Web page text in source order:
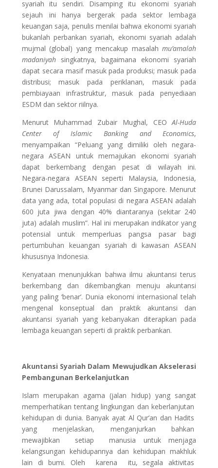
syariah itu sendiri. Disamping itu ekonomi syariah
sejauh ini hanya bergerak pada sektor lembaga
keuangan saja, penulis menilai bahwa ekonomi syariah
bukanlah perbankan syariah, ekonomi syariah adalah
mujmal (global) yang mencakup masalahmu’amalah
madaniyahsingkatnya, bagaimana ekonomi syariah
dapat secara masif masuk pada produksi; masuk pada
distribusi; masuk pada periklanan, masuk pada
pembiayaan infrastruktur, masuk pada penyediaan
ESDM dan sektor riilnya.
Menurut Muhammad Zubair Mughal, CEOAl-Huda
Center of Islamic Banking and Economics,
menyampaikan “Peluang yang dimiliki oleh negara-
negara ASEAN untuk memajukan ekonomi syariah
dapat berkembang dengan pesat di wilayah ini.
Negara-negara ASEAN seperti Malaysia, Indonesia,
Brunei Darussalam, Myanmar dan Singapore. Menurut
data yang ada, total populasi di negara ASEAN adalah
600 juta jiwa dengan 40% diantaranya (sekitar 240
juta) adalah muslim”. Hal ini merupakan indikator yang
potensial untuk memperluas pangsa pasar bagi
pertumbuhan keuangan syariah di kawasan ASEAN
khususnya Indonesia.
Kenyataan menunjukkan bahwa ilmu akuntansi terus
berkembang dan dikembangkan menuju akuntansi
yang paling ‘benar’. Dunia ekonomi internasional telah
mengenal konseptual dan praktik akuntansi dan
akuntansi syariah yang kebanyakan diterapkan pada
lembaga keuangan seperti di praktik perbankan.
Akuntansi Syariah Dalam Mewujudkan Akselerasi
Pembangunan Berkelanjutkan
Islam merupakan agama (jalan hidup) yang sangat
memperhatikan tentang lingkungan dan keberlanjutan
kehidupan di dunia. Banyak ayat Al Qur’an dan Hadits
yang menjelaskan, menganjurkan bahkan
mewajibkan setiap manusia untuk menjaga
kelangsungan kehidupannya dan kehidupan makhluk
lain di bumi. Oleh karena itu, segala aktivitas